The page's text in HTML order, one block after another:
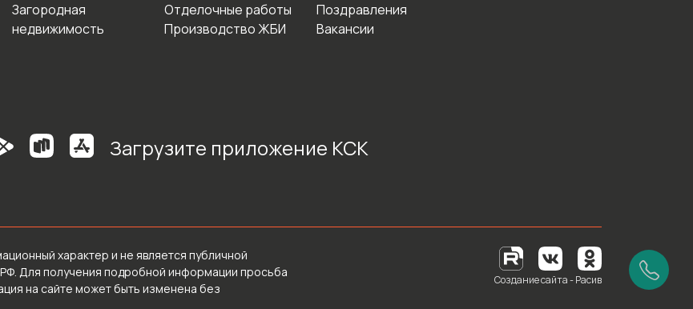
Загородная
недвижимость
Отделочные работы
Производство ЖБИ
Поздравления
Вакансии
Загрузите приложение КСК
характер и не является публичной
Для получения подробной информации просьба
на сайте может быть изменена без
Создание сайта - Расив